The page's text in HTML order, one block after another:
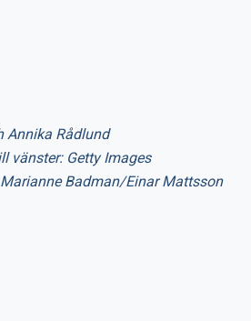
Annika Rådlund
vänster: Getty Images
Badman/Einar Mattsson